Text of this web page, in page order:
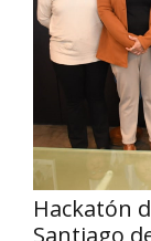
Hackatón